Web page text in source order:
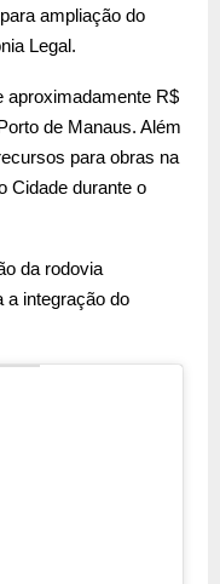
ampliação do
Legal.
aproximadamente R$
de Manaus. Além
para obras na
Cidade durante o
da rodovia
a integração do